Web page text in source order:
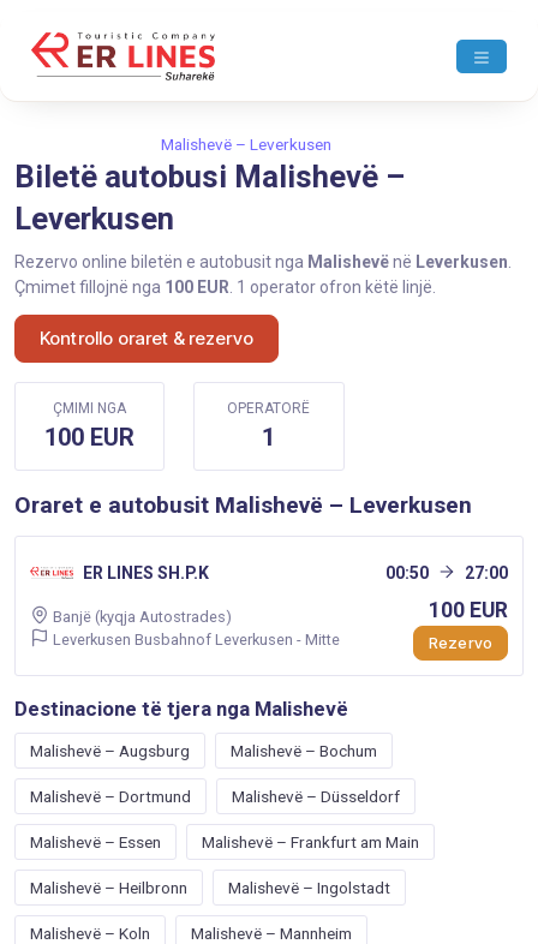
Malishevë – Leverkusen
Biletë autobusi Malishevë –
Leverkusen
Rezervo online biletën e autobusit nga Malishevënë Leverkusen
Çmimet fillojnë nga 100 EUR . 1 operator ofron këtë linjë.
Kontrollo oraret & rezervo
ÇMIMI NGA
100 EUR
OPERATORË
1
Oraret e autobusit Malishevë – Leverkusen
ER LINES SH.P.K 00:50 27:00
Banjë (kyqja Autostrades)
Leverkusen Busbahnof Leverkusen - Mitte
100 EUR
Rezervo
Destinacione të tjera nga Malishevë
Malishevë – Augsburg Malishevë – Bochum
Malishevë – Dortmund Malishevë – Düsseldorf
Malishevë – Essen Malishevë – Frankfurt am Main
Malishevë – Heilbronn Malishevë – Ingolstadt
Malishevë – Koln Malishevë – Mannheim